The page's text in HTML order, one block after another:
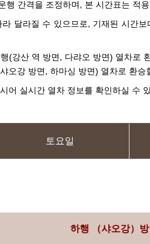
간격을 조정하며, 본 시간표는 적
달라질 수 있으므로, 기재된 시간
(강산 역 방면, 다랴오 방면) 열차로
오강 방면, 하마싱 방면) 열차로 환승
어 실시간 열차 정보를 확인하실 수
토요일
하행 （샤오강）방